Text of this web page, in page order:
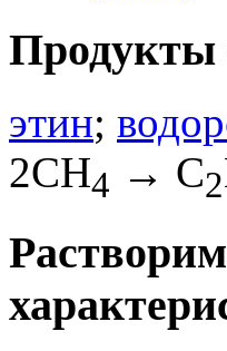
Продукты
этин;
2CH4 → C2